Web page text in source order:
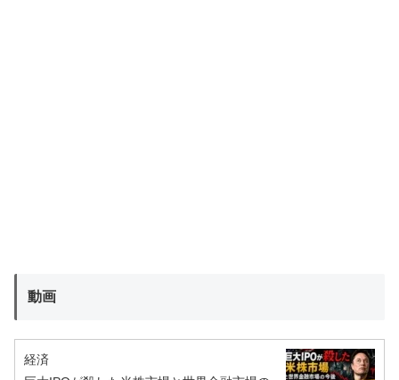
動画
経済